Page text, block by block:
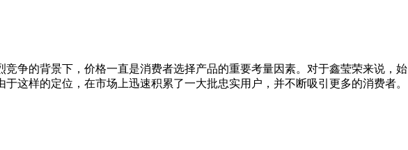
竞争的背景下，价格一直是消费者选择产品的重要考量因素。对于鑫莹荣来说，始
这样的定位，在市场上迅速积累了一大批忠实用户，并不断吸引更多的消费者。